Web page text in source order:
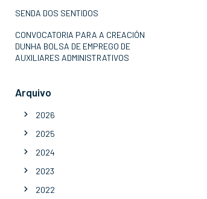
SENDA DOS SENTIDOS
CONVOCATORIA PARA A CREACIÓN
DUNHA BOLSA DE EMPREGO DE
AUXILIARES ADMINISTRATIVOS
Arquivo
2026
2025
2024
2023
2022